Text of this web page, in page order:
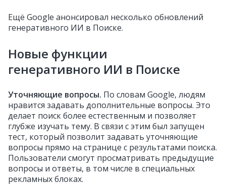
Ещё Google анонсировал несколько обновлений
генеративного ИИ в Поиске.
Новые функции
генеративного ИИ в Поиске
Уточняющие вопросы. По словам Google, людям
нравится задавать дополнительные вопросы. Это
делает поиск более естественным и позволяет
глубже изучать тему. В связи с этим был запущен
тест, который позволит задавать уточняющие
вопросы прямо на странице с результатами поиска.
Пользователи смогут просматривать предыдущие
вопросы и ответы, в том числе в специальных
рекламных блоках.